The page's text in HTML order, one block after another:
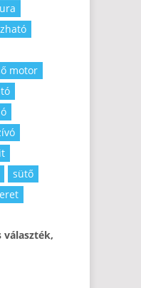
motor
sütő
választék,